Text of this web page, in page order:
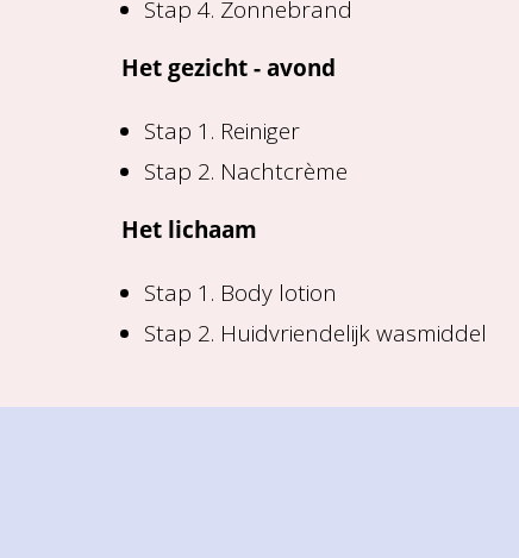
Stap 4. Zonnebrand
Het gezicht - avond
Stap 1. Reiniger
Stap 2. Nachtcrème
Het lichaam
Stap 1. Body lotion
Stap 2. Huidvriendelijk wasmiddel